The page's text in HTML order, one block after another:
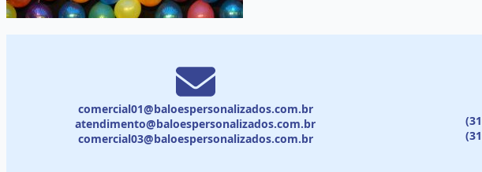
comercial01@baloespersonalizados.com.br
atendimento@baloespersonalizados.com.br
comercial03@baloespersonalizados.com.br